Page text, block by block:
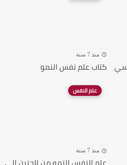
منذ 7 سنة
كتاب علم نفس النمو
علم النفس
منذ 7 سنة